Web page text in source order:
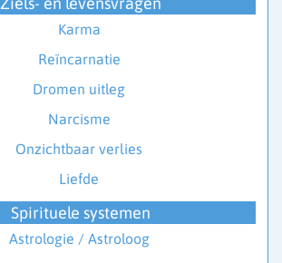
Karma
Reïncarnatie
Dromen uitleg
Narcisme
Onzichtbaar verlies
Liefde
Spirituele systemen
Astrologie / Astroloog